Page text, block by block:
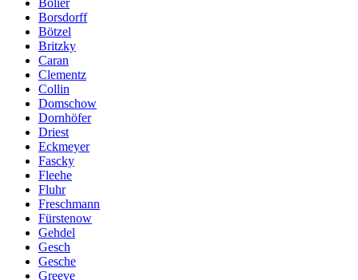
Bölier
Borsdorff
Bötzel
Britzky
Caran
Clementz
Collin
Domschow
Dornhöfer
Driest
Eckmeyer
Fascky
Fleehe
Fluhr
Freschmann
Fürstenow
Gehdel
Gesch
Gesche
Greeve